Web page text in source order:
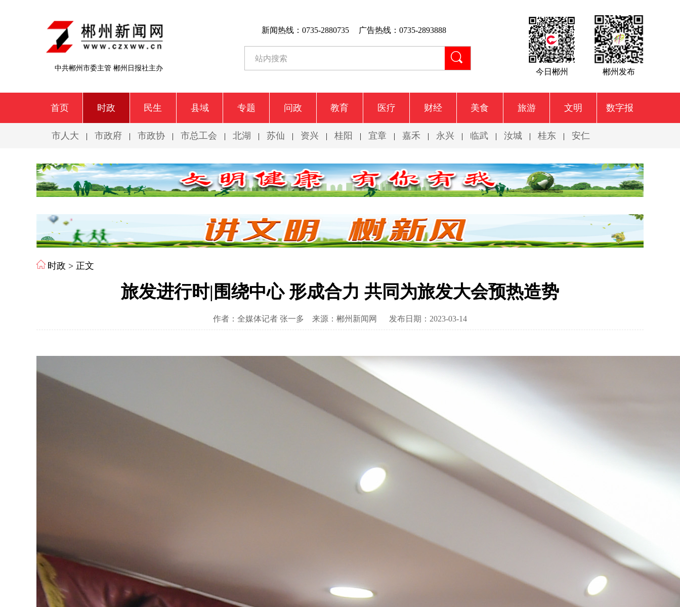
中共郴州市委主管 郴州日报社主办
新闻热线：0735-2880735 广告热线：0735-2893888
今日郴州 郴州发布
首页 时政 民生 县域 专题 问政 教育 医疗 财经 美食 旅游 文明 数字报
市人大 | 市政府 | 市政协 | 市总工会 | 北湖 | 苏仙 | 资兴 | 桂阳 | 宜章 | 嘉禾 | 永兴 | 临武 | 汝城 | 桂东 | 安仁
时政 > 正文
旅发进行时|围绕中心 形成合力 共同为旅发大会预热造势
作者：全媒体记者 张一多 来源：郴州新闻网 发布日期：2023-03-14